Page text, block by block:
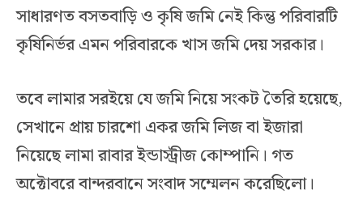
সাধারণত বসতবাড়ি ও কৃষি জমি নেই কিন্তু পরিবারটি
কৃষিনির্ভর এমন পরিবারকে খাস জমি দেয় সরকার।
তবে লামার সরইয়ে যে জমি নিয়ে সংকট তৈরি হয়েছে,
সেখানে প্রায় চারশো একর জমি লিজ বা ইজারা
নিয়েছে লামা রাবার ইন্ডাস্ট্রীজ কোম্পানি। গত
অক্টোবরে বান্দরবানে সংবাদ সম্মেলন করেছিলো।